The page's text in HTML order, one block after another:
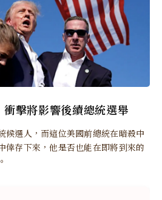
擊將影響後續總統選舉
候選人，而這位美國前總統在暗殺中
倖存下來，他是否也能在即將到來的